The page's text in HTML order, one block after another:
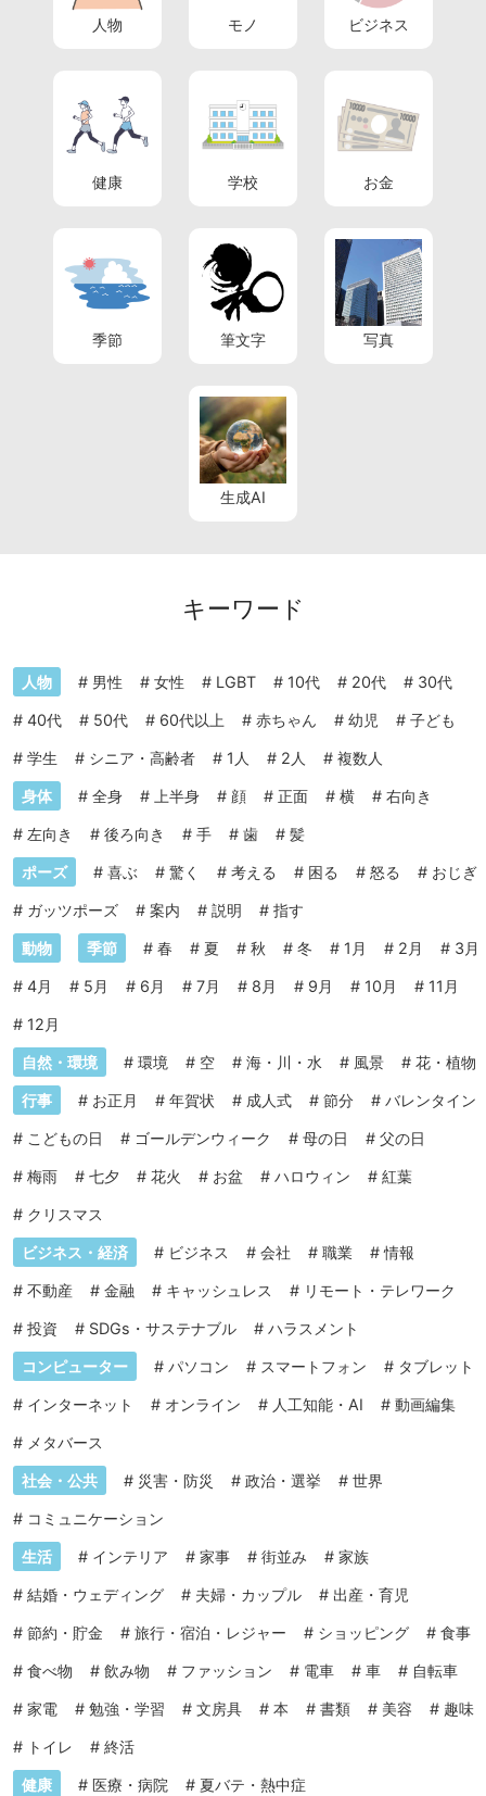
人物 モノ ビジネス
健康 学校 お金
季節 筆文字 写真
生成AI
キーワード
人物 # 男性 # 女性 # LGBT # 10代 # 20代 # 30代
# 40代 # 50代 # 60代以上 # 赤ちゃん # 幼児 # 子ども
# 学生 # シニア・高齢者 # 1人 # 2人 # 複数人
身体 # 全身 # 上半身 # 顔 # 正面 # 横 # 右向き
# 左向き # 後ろ向き # 手 # 歯 # 髪
ポーズ # 喜ぶ # 驚く # 考える # 困る # 怒る # おじぎ
# ガッツポーズ # 案内 # 説明 # 指す
動物 季節 # 春 # 夏 # 秋 # 冬 # 1月 # 2月 # 3月
# 4月 # 5月 # 6月 # 7月 # 8月 # 9月 # 10月 # 11月
# 12月
自然・環境 # 環境 # 空 # 海・川・水 # 風景 # 花・植物
行事 # お正月 # 年賀状 # 成人式 # 節分 # バレンタイン
# こどもの日 # ゴールデンウィーク # 母の日 # 父の日
# 梅雨 # 七夕 # 花火 # お盆 # ハロウィン # 紅葉
# クリスマス
ビジネス・経済 # ビジネス # 会社 # 職業 #情報
# 不動産 # 金融 # キャッシュレス # リモート・テレワーク
# 投資 # SDGs・サステナブル # ハラスメント
コンピューター # パソコン # スマートフォン # タブレット
# インターネット # オンライン # 人工知能・AI # 動画編集
# メタバース
社会・公共 # 災害・防災 # 政治・選挙 # 世界
# コミュニケーション
生活 # インテリア # 家事 # 街並み # 家族
# 結婚・ウェディング # 夫婦・カップル # 出産・育児
# 節約・貯金 # 旅行・宿泊・レジャー # ショッピング # 食事
# 食べ物 # 飲み物 # ファッション # 電車 # 車 # 自転車
# 家電 # 勉強・学習 # 文房具 # 本 # 書類 # 美容 # 趣味
# トイレ # 終活
健康 # 医療・病院 # 夏バテ・熱中症